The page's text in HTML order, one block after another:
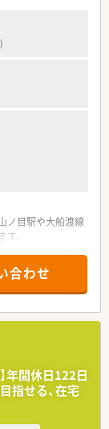
関連会社とも密
基盤と安心感があ
配が一切なく、特
最適な法人環境
に考えた運営方
柔軟に取り入れて
ノ目駅や大船渡線
。
です。
おり、多種多様
す。
温かい調剤薬局
。
進している企業
代表が運営して
です。
合わせ
年間休日122日
指せる、在宅